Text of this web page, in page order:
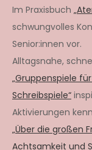
Im Praxisbuch
schwungvolles
Senior:innen vor.
Alltagsnahe,
„Gruppenspiele
Schreibspiele“
Aktivierungen
„Über die großen
Achtsamkeit und